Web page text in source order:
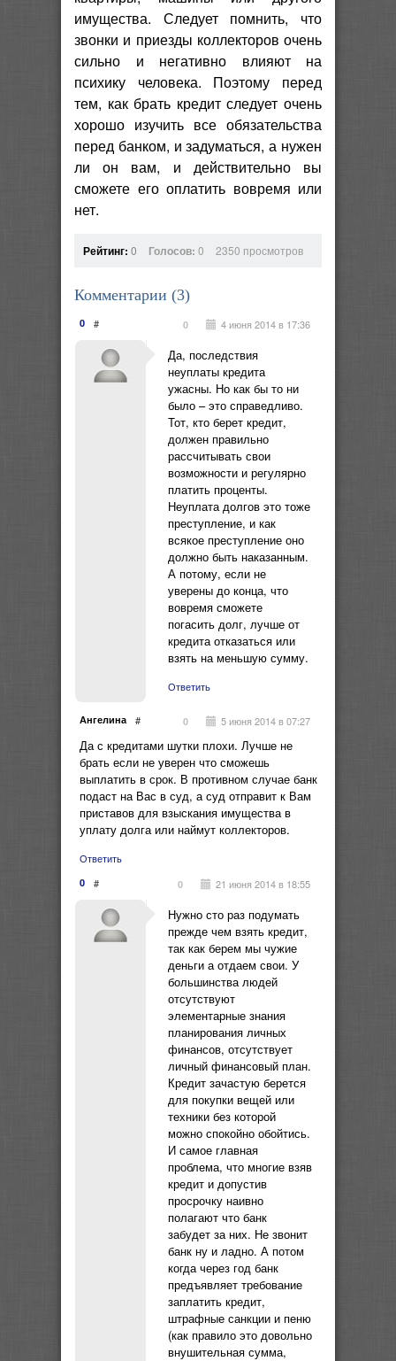
имущества. Следует помнить, что
звонки и приезды коллекторов очень
сильно и негативно влияют на
психику человека. Поэтому перед
тем, как брать кредит следует очень
хорошо изучить все обязательства
перед банком, и задуматься, а нужен
ли он вам, и действительно вы
сможете его оплатить вовремя или
нет.
Рейтинг: 0 Голосов: 0 2350 просмотров
Комментарии (3)
0 # 4 июня 2014 в 17:36
0
Да, последствия
неуплаты кредита
ужасны. Но как бы то ни
было – это справедливо.
Тот, кто берет кредит,
должен правильно
рассчитывать свои
возможности и регулярно
платить проценты.
Неуплата долгов это тоже
преступление, и как
всякое преступление оно
должно быть наказанным.
А потому, если не
уверены до конца, что
вовремя сможете
погасить долг, лучше от
кредита отказаться или
взять на меньшую сумму.
Ответить
Ангелина # 5 июня 2014 в 07:27
0
Да с кредитами шутки плохи. Лучше не
брать если не уверен что сможешь
выплатить в срок. В противном случае банк
подаст на Вас в суд, а суд отправит к Вам
приставов для взыскания имущества в
уплату долга или наймут коллекторов.
Ответить
0 # 21 июня 2014 в 18:55
0
Нужно сто раз подумать
прежде чем взять кредит,
так как берем мы чужие
деньги а отдаем свои. У
большинства людей
отсутствуют
элементарные знания
планирования личных
финансов, отсутствует
личный финансовый план.
Кредит зачастую берется
для покупки вещей или
техники без которой
можно спокойно обойтись.
И самое главная
проблема, что многие взяв
кредит и допустив
просрочку наивно
полагают что банк
забудет за них. Не звонит
банк ну и ладно. А потом
когда через год банк
предъявляет требование
заплатить кредит,
штрафные санкции и пеню
(как правило это довольно
внушительная сумма,